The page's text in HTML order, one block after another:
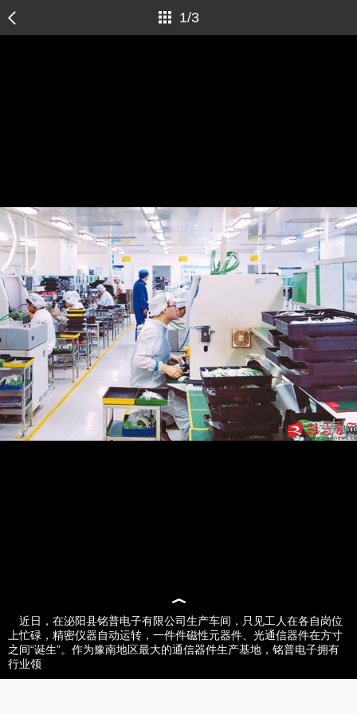
1/3
近日，在泌阳县铭普电子有限公司生产车间，只见工人在各自岗位
上忙碌，精密仪器自动运转，一件件磁性元器件、光通信器件在方寸
之间“诞生”。作为豫南地区最大的通信器件生产基地，铭普电子拥有
行业领